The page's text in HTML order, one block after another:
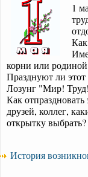
1
корни или
Празднуют ли этот
Лозунг "Мир!
Как
друзей, коллег,
открытку выбрать?
История